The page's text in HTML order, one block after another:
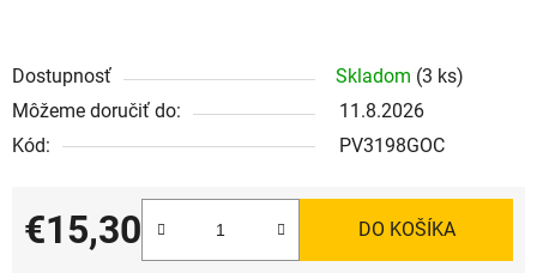
Dostupnosť Skladom (3 ks)
Môžeme doručiť do:
11.8.2026
Kód:
PV3198GOC
€15,30
Jednotková cena:
DO KOŠÍKA